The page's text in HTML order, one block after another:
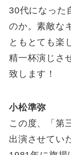
30代になった
のか。素敵な
ともとても楽
精一杯演じさ
致します！
小松準弥
この度、「第
出演させてい